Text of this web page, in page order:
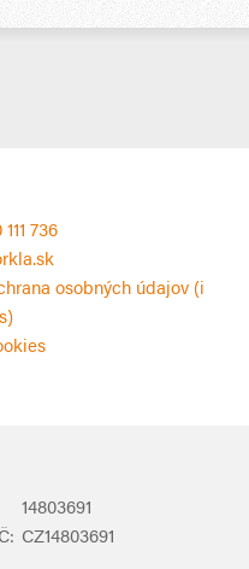
736
osobných údajov (i
14803691
CZ14803691